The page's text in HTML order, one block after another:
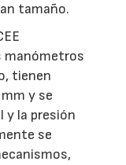
tamaño.
manómetros
tienen
y se
y la presión
se